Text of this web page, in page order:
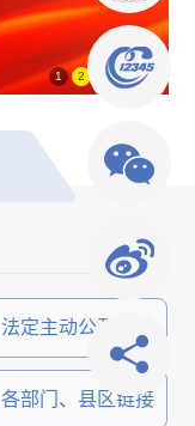
1 2 3 4 5
法定主动公开内容
各部门、县区链接